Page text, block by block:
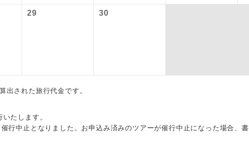
29 30
された旅行代金です。
たします。
行中止となりました。お申込み済みのツアーが催行中止になった場合、
〜2026/10/26 大人（12歳以上）3,800円、子供（2歳以上12歳未満）
2027/3/1 大人（12歳以上）3,800円、子供（2歳以上12歳未満）
2027/3/17 大人（12歳以上）3,800円、子供（2歳以上12歳未満）
の出発日につきましては料金確定後にご案内いたします。
合により変更になる場合があります。
ご宿泊ホテルに大浴場が付いています。
周りの音を気にせず、ガイドさんの説明をじっくり
1名様催行 1名様から出発可能な個人型プランです。